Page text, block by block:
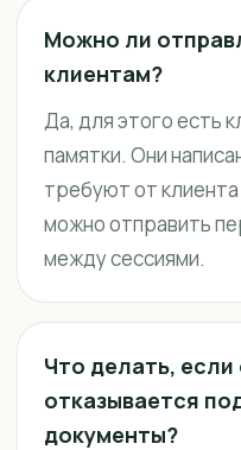
Можно ли
клиентам?
Да, для этого есть
памятки. Они
требуют от
можно отправить
между сессиями.
Что делать, если
отказывается
документы?